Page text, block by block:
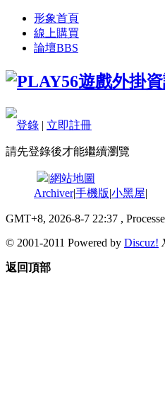
形象首頁
線上購買
論壇BBS
登錄 | 立即註冊
請先登錄後才能繼續瀏覽
|網站地圖
Archiver|手機版|小黑屋|
GMT+8, 2026-8-7 22:37 ,
© 2001-2011 Powered by Discuz!
返回頂部